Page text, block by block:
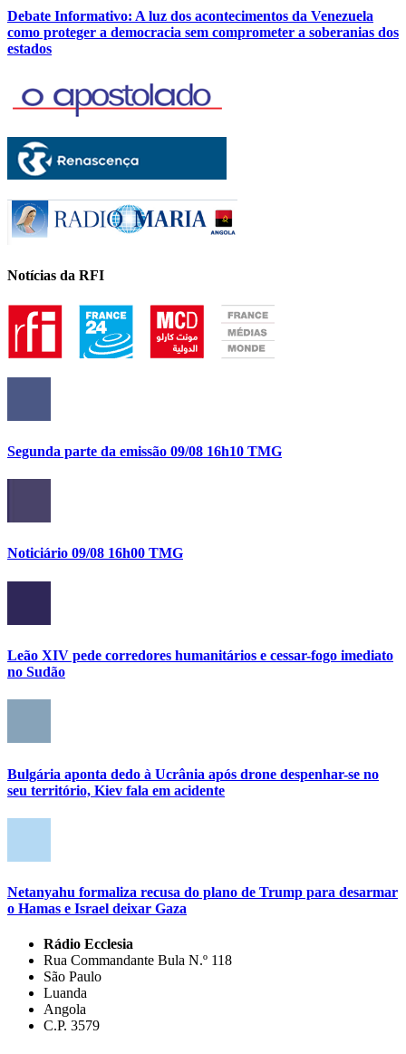
Debate Informativo: A luz dos acontecimentos da Venezuela
como proteger a democracia sem comprometer a soberanias dos
estados
Notícias da RFI
Segunda parte da emissão 09/08 16h10 TMG
Noticiário 09/08 16h00 TMG
Leão XIV pede corredores humanitários e cessar-fogo imediato
no Sudão
Bulgária aponta dedo à Ucrânia após drone despenhar-se no
seu território, Kiev fala em acidente
Netanyahu formaliza recusa do plano de Trump para desarmar
o Hamas e Israel deixar Gaza
Rádio Ecclesia
Rua Commandante Bula N.º 118
São Paulo
Luanda
Angola
C.P. 3579